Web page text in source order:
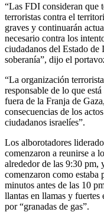
“Las FDI consideran que
terroristas contra el
graves y continuarán
necesario contra los
ciudadanos del Estado de
soberanía”, dijo el
“La organización
responsable de lo que
fuera de la Franja de
consecuencias de los
ciudadanos israelíes”.
Los alborotadores
comenzaron a reunirse a
alrededor de las 9:30 pm,
comenzaron como estaba
minutos antes de las 10
llantas en llamas y fuertes
por “granadas de gas”.